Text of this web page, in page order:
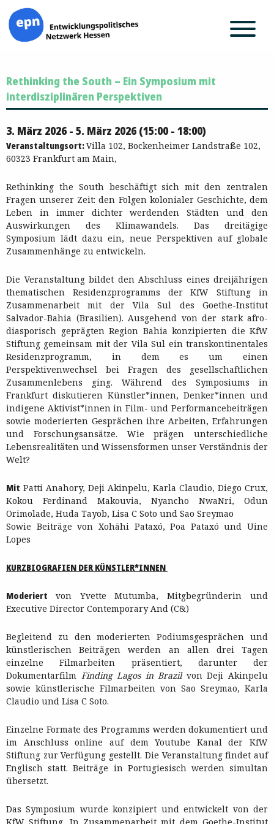
Inhalt
springen
Rethinking the South – Ein Symposium mit
interdisziplinären Perspektiven
3. März 2026 - 5. März 2026 (15:00 - 18:00)
Veranstaltungsort:Villa 102, Bockenheimer Landstraße 102,
60323 Frankfurt am Main,
Rethinking the South beschäftigt sich mit den zentralen
Fragen unserer Zeit: den Folgen kolonialer Geschichte, dem
Leben in immer dichter werdenden Städten und den
Auswirkungen des Klimawandels. Das dreitägige
Symposium lädt dazu ein, neue Perspektiven auf globale
Zusammenhänge zu entwickeln.
Die Veranstaltung bildet den Abschluss eines dreijährigen
thematischen Residenzprogramms der KfW Stiftung in
Zusammenarbeit mit der Vila Sul des Goethe-Institut
Salvador-Bahia (Brasilien). Ausgehend von der stark afro-
diasporisch geprägten Region Bahia konzipierten die KfW
Stiftung gemeinsam mit der Vila Sul ein transkontinentales
Residenzprogramm, in dem es um einen
Perspektivenwechsel bei Fragen des gesellschaftlichen
Zusammenlebens ging. Während des Symposiums in
Frankfurt diskutieren Künstler*innen, Denker*innen und
indigene Aktivist*innen in Film- und Performancebeiträgen
sowie moderierten Gesprächen ihre Arbeiten, Erfahrungen
und Forschungsansätze. Wie prägen unterschiedliche
Lebensrealitäten und Wissensformen unser Verständnis der
Welt?
Mit Patti Anahory, Deji Akinpelu, Karla Claudio, Diego Crux,
Kokou Ferdinand Makouvia, Nyancho NwaNri, Odun
Orimolade, Huda Tayob, Lisa C Soto und Sao Sreymao
Sowie Beiträge von Xohãhi Pataxó, Poa Pataxó und Uine
Lopes
KURZBIOGRAFIEN DER KÜNSTLER*INNEN
Moderiert von Yvette Mutumba, Mitgbegründerin und
Executive Director Contemporary And (C&)
Begleitend zu den moderierten Podiumsgesprächen und
künstlerischen Beiträgen werden an allen drei Tagen
einzelne Filmarbeiten präsentiert, darunter der
Dokumentarfilm Finding Lagos in Brazilvon Deji Akinpelu
sowie künstlerische Filmarbeiten von Sao Sreymao, Karla
Claudio und Lisa C Soto.
Einzelne Formate des Programms werden dokumentiert und
im Anschluss online auf dem Youtube Kanal der KfW
Stiftung zur Verfügung gestellt. Die Veranstaltung findet auf
Englisch statt. Beiträge in Portugiesisch werden simultan
übersetzt.
Das Symposium wurde konzipiert und entwickelt von der